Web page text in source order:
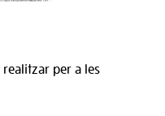
realitzar per a les